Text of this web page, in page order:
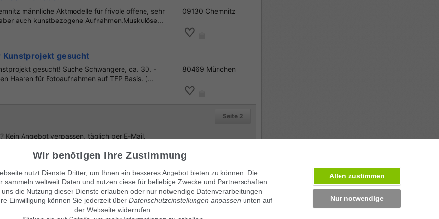
männliche Aktmodelle für frivole offene, sehr
auch kunstbezogene Aufnahmen.Muskulöse...
09130 Chemnitz
Kunstprojekt gesucht
gesucht! Suche Schwangere, ca. 30. -
Haaren für Fotoaufnahmen auf TFP Basis. (...
80469 München
Seite 2
Kein Angebot verpassen, täglich per E-Mail.
Suchanzeige aufgeben!
Wir benötigen Ihre Zustimmung
nutzt Dienste Dritter, um Ihnen ein besseres Angebot bieten zu können. Die
sammeln weltweit Daten und nutzen diese für beliebige Zwecke und Partnerschaften.
uns die Nutzung dieser Dienste erlauben oder nur notwendige Datenverarbeitungen
Einwilligung können Sie jederzeit über Datenschutzeinstellungen anpassen unten auf
der Webseite widerrufen.
Allen zustimmen
Nur notwendige